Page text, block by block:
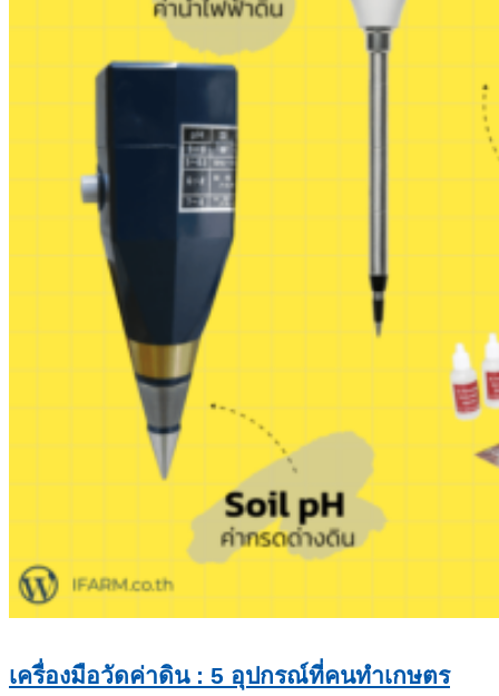
เครื่องมือวัดค่าดิน : 5 อุปกรณ์ที่คนทำเกษตร